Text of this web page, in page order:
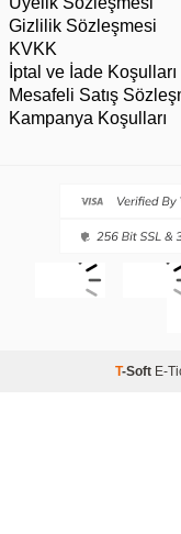
Gizlilik Sözleşmesi
KVKK
İptal ve İade Koşulları
Mesafeli Satış
Kampanya Koşulları
T-Soft E-